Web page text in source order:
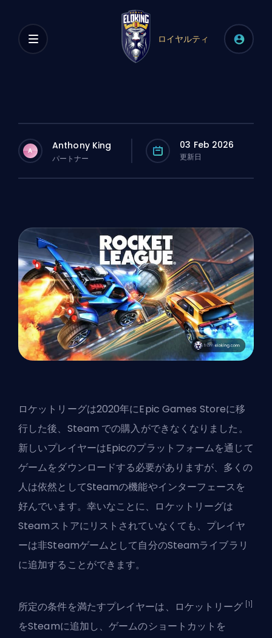
ロイヤルティ
A Anthony King
パートナー
03 Feb 2026
更新日
ロケットリーグは2020年にEpic Games Storeに移
行した後、 Steam での購入ができなくなりました。
新しいプレイヤーはEpicのプラットフォームを通じて
ゲームをダウンロードする必要がありますが、多くの
人は依然としてSteamの機能やインターフェースを
好んでいます。幸いなことに、ロケットリーグは
Steamストアにリストされていなくても、プレイヤ
ーは非Steamゲームとして自分のSteamライブラリ
に追加することができます。
所定の条件を満たすプレイヤーは、ロケットリーグ [1]
をSteamに追加し、ゲームのショートカットを